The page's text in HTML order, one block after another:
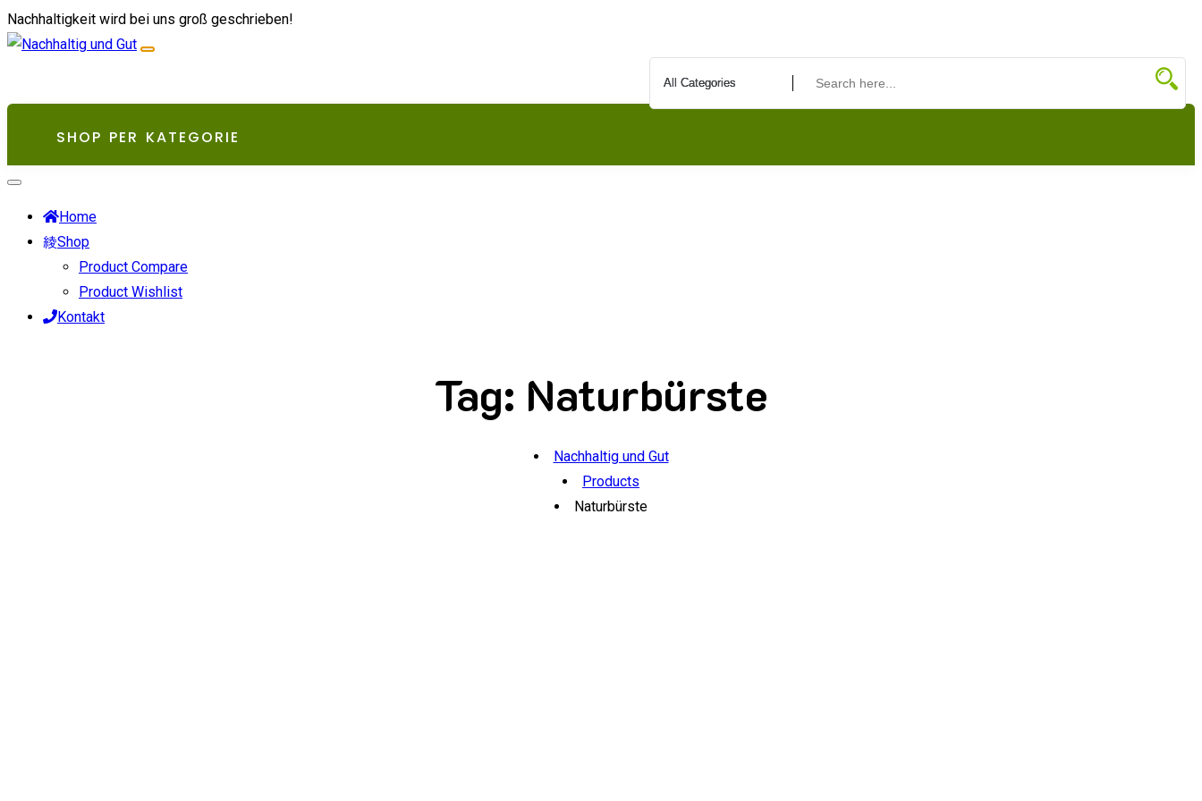
Zum
Inhalt
Nachhaltigkeit wird bei uns groß geschrieben!
SHOP PER KATEGORIE
Home
Shop
Product Compare
Product Wishlist
Kontakt
Tag: Naturbürste
Nachhaltig und Gut
Products
Naturbürste